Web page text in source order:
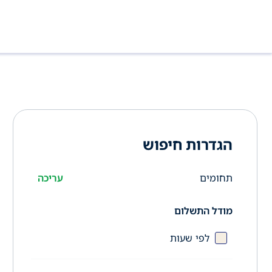
הגדרות חיפוש
תחומים עריכה
מודל התשלום
לפי שעות